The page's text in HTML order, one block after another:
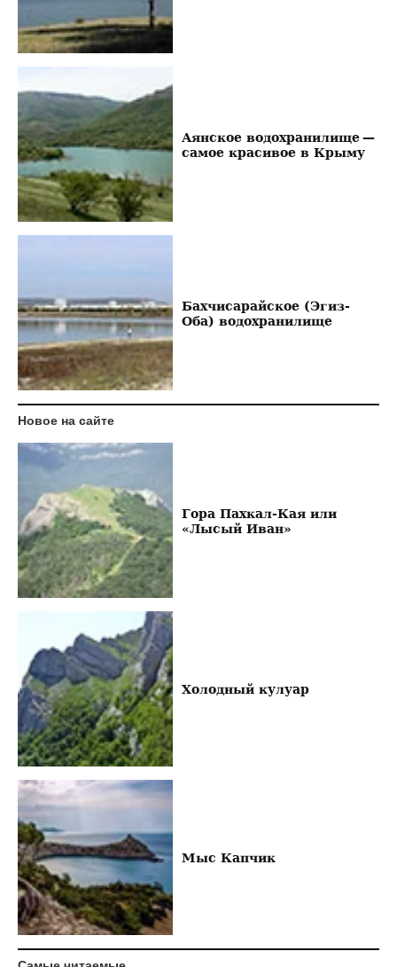
Аянское водохранилище —
самое красивое в Крыму
Бахчисарайское (Эгиз-
Оба) водохранилище
Новое на сайте
Гора Пахкал-Кая или
«Лысый Иван»
Холодный кулуар
Мыс Капчик